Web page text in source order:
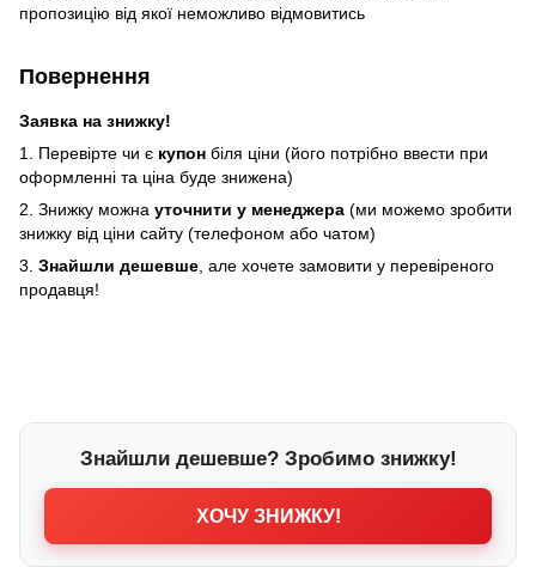
пропозицію від якої неможливо відмовитись
Повернення
Заявка на знижку!
1. Перевірте чи є купон біля ціни (його потрібно ввести при
оформленні та ціна буде знижена)
2. Знижку можна уточнити у менеджера (ми можемо зробити
знижку від ціни сайту (телефоном або чатом)
3. Знайшли дешевше , але хочете замовити у перевіреного
продавця!
Знайшли дешевше? Зробимо знижку!
ХОЧУ ЗНИЖКУ!